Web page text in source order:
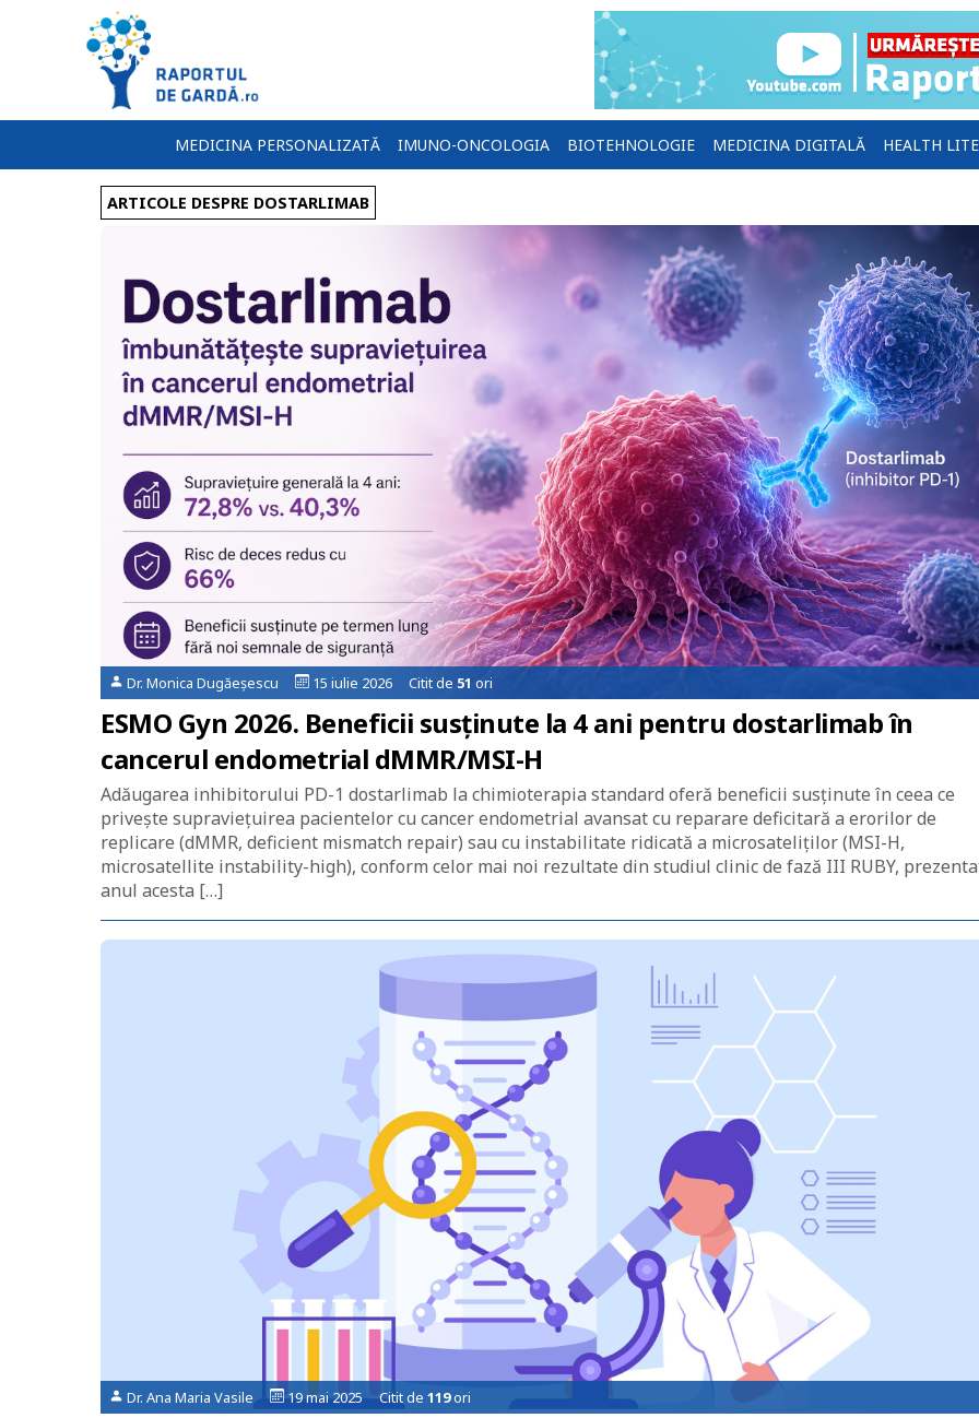
MEDICINA PERSONALIZATĂ IMUNO-ONCOLOGIA BIOTEHNOLOGIE MEDICINA DIGITALĂ HEALTH
ARTICOLE DESPRE DOSTARLIMAB
Dr. Monica Dugăeșescu 15 iulie 2026 Citit de 51 ori
ESMO Gyn 2026. Beneficii susținute la 4 ani pentru dostarlimab în
cancerul endometrial dMMR/MSI-H
Adăugarea inhibitorului PD-1 dostarlimab la chimioterapia standard oferă beneficii susținute în ceea ce
privește supraviețuirea pacientelor cu cancer endometrial avansat cu reparare deficitară a erorilor de
replicare (dMMR, deficient mismatch repair) sau cu instabilitate ridicată a microsateliților (MSI-H,
microsatellite instability-high), conform celor mai noi rezultate din studiul clinic de fază III RUBY,
anul acesta […]
Dr. Ana Maria Vasile 19 mai 2025 Citit de 119ori